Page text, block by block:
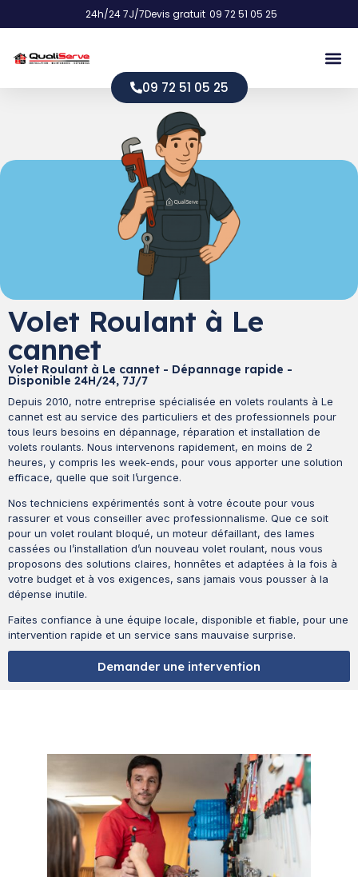
24h/24 7J/7Devis gratuit 09 72 51 05 25
09 72 51 05 25
Volet Roulant à Le
cannet
Volet Roulant à Le cannet - Dépannage rapide -
Disponible 24H/24, 7J/7
Depuis 2010, notre entreprise spécialisée en volets roulants à Le
cannet est au service des particuliers et des professionnels pour
tous leurs besoins en dépannage, réparation et installation de
volets roulants. Nous intervenons rapidement, en moins de 2
heures, y compris les week-ends, pour vous apporter une solution
efficace, quelle que soit l’urgence.
Nos techniciens expérimentés sont à votre écoute pour vous
rassurer et vous conseiller avec professionnalisme. Que ce soit
pour un volet roulant bloqué, un moteur défaillant, des lames
cassées ou l’installation d’un nouveau volet roulant, nous vous
proposons des solutions claires, honnêtes et adaptées à la fois à
votre budget et à vos exigences, sans jamais vous pousser à la
dépense inutile.
Faites confiance à une équipe locale, disponible et fiable, pour une
intervention rapide et un service sans mauvaise surprise.
Demander une intervention